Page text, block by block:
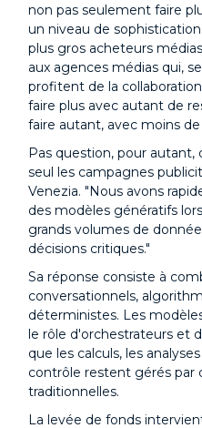
non pas seulement faire
un niveau de
plus gros acheteurs
aux agences médias qui,
profitent de la
faire plus avec autant de
faire autant, avec moins
Pas question, pour autant,
seul les campagnes
Venezia. "Nous avons
des modèles génératifs
grands volumes de
décisions critiques."
Sa réponse consiste à
conversationnels,
déterministes. Les
le rôle d'orchestrateurs et
que les calculs, les
contrôle restent gérés par
traditionnelles.
La levée de fonds